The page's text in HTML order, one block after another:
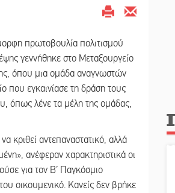
πρωτοβουλία πολιτισμού
γεννήθηκε στο Μεταξουργείο
όπου μια ομάδα αναγνωστών
που εγκαινίασε τη δράση τους
όπως λένε τα μέλη της ομάδας,
κριθεί αντεπαναστατικό, αλλά
ανέφεραν χαρακτηριστικά οι
για τον Β’ Παγκόσμιο
οικουμενικό. Κανείς δεν βρήκε